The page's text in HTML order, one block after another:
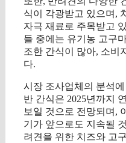
식이 각광받고 있으며,
자극 재료로 주목받고
들 중에는 유기농 고구
조한 간식이 많아, 소비
다.
시장 조사업체의 분석
반 간식은 2025년까지
보일 것으로 전망되며,
기가 앞으로도 지속될
려견을 위한 치즈와 고